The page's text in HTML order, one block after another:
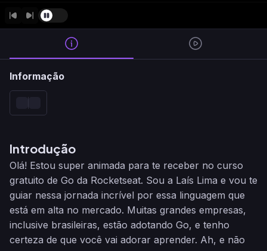
Informação
Introdução
Olá! Estou super animada para te receber no curso
gratuito de Go da Rocketseat. Sou a Laís Lima e vou te
guiar nessa jornada incrível por essa linguagem que
está em alta no mercado. Muitas grandes empresas,
inclusive brasileiras, estão adotando Go, e tenho
certeza de que você vai adorar aprender. Ah, e não